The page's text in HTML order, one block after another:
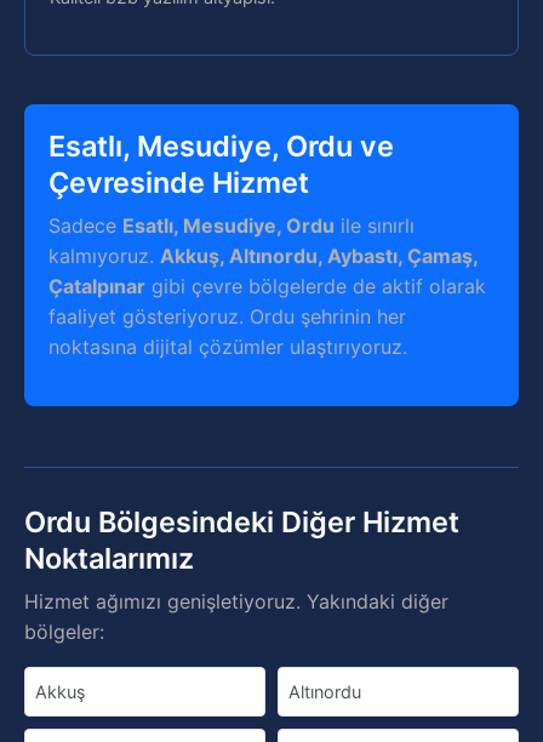
Esatlı, Mesudiye, Ordu ve
Çevresinde Hizmet
Sadece Esatlı, Mesudiye, Ordu ile sınırlı
kalmıyoruz. Akkuş, Altınordu, Aybastı, Çamaş,
Çatalpınar gibi çevre bölgelerde de aktif olarak
faaliyet gösteriyoruz. Ordu şehrinin her
noktasına dijital çözümler ulaştırıyoruz.
Ordu Bölgesindeki Diğer Hizmet
Noktalarımız
Hizmet ağımızı genişletiyoruz. Yakındaki diğer
bölgeler:
Akkuş Altınordu